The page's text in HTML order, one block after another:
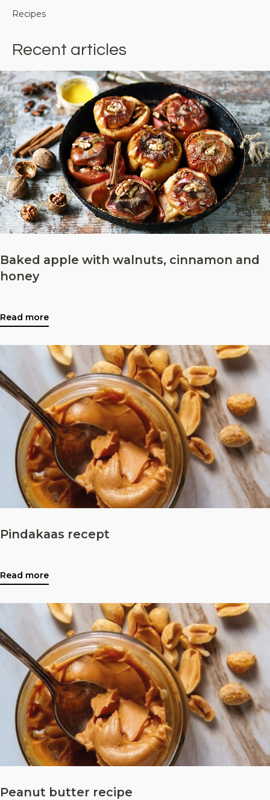
Recipes
Recent articles
Baked apple with walnuts, cinnamon and
honey
Read more
Pindakaas recept
Read more
Peanut butter recipe